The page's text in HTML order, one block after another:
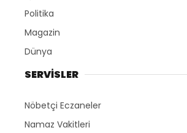
Politika
Magazin
Dünya
SERVİSLER
Nöbetçi Eczaneler
Namaz Vakitleri